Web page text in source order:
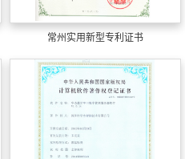
常州实用新型专利证书